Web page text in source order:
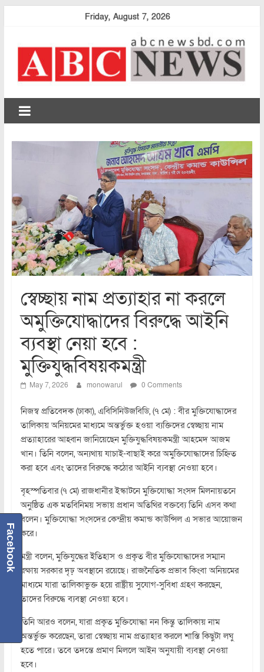
Friday, August 7, 2026
abcnewsbd
স্বেচ্ছায় নাম প্রত্যাহার না করলে
অমুক্তিযোদ্ধাদের বিরুদ্ধে আইনি
ব্যবস্থা নেয়া হবে :
মুক্তিযুদ্ধবিষয়কমন্ত্রী
May 7, 2026 monowarul 0 Comments
নিজস্ব প্রতিবেদক (ঢাকা), এবিসিনিউজবিডি, (৭ মে) : বীর মুক্তিযোদ্ধাদের
তালিকায় অনিয়মের মাধ্যমে অন্তর্ভুক্ত হওয়া ব্যক্তিদের স্বেচ্ছায় নাম
প্রত্যাহারের আহ্বান জানিয়েছেন মুক্তিযুদ্ধবিষয়কমন্ত্রী আহমেদ আজম
খান। তিনি বলেন, অন্যথায় যাচাই-বাছাই করে অমুক্তিযোদ্ধাদের চিহ্নিত
করা হবে এবং তাদের বিরুদ্ধে কঠোর আইনি ব্যবস্থা নেওয়া হবে।
বৃহস্পতিবার (৭ মে) রাজধানীর ইস্কাটনে মুক্তিযোদ্ধা সংসদ মিলনায়তনে
অনুষ্ঠিত এক মতবিনিময় সভায় প্রধান অতিথির বক্তব্যে তিনি এসব কথা
বলেন। মুক্তিযোদ্ধা সংসদের কেন্দ্রীয় কমান্ড কাউন্সিল এ সভার আয়োজন
করে।
মন্ত্রী বলেন, মুক্তিযুদ্ধের ইতিহাস ও প্রকৃত বীর মুক্তিযোদ্ধাদের সম্মান
রক্ষায় সরকার দৃঢ় অবস্থানে রয়েছে। রাজনৈতিক প্রভাব কিংবা অনিয়মের
মাধ্যমে যারা তালিকাভুক্ত হয়ে রাষ্ট্রীয় সুযোগ-সুবিধা গ্রহণ করছেন,
তাদের বিরুদ্ধে ব্যবস্থা নেওয়া হবে।
তিনি আরও বলেন, যারা প্রকৃত মুক্তিযোদ্ধা নন কিন্তু তালিকায় নাম
অন্তর্ভুক্ত করেছেন, তারা স্বেচ্ছায় নাম প্রত্যাহার করলে শাস্তি কিছুটা লঘু
হতে পারে। তবে তদন্তে প্রমাণ মিললে আইন অনুযায়ী ব্যবস্থা নেওয়া
হবে।
Facebook